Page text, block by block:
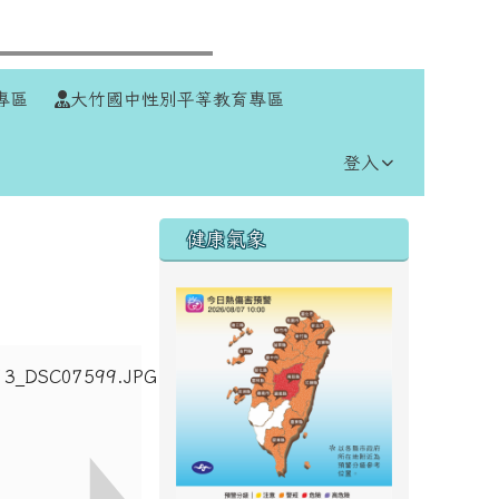
區 大竹國中性別平等教育專區
登入
右邊區域內容
健康氣象